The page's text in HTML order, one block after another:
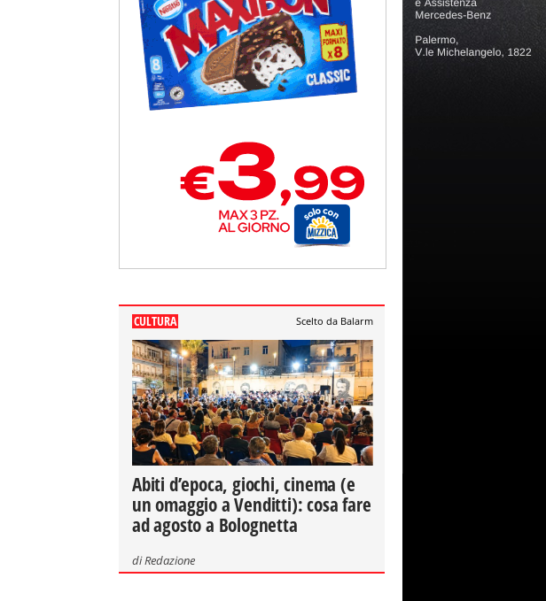
CULTURA Scelto da Balarm
Abiti d’epoca, giochi, cinema (e
un omaggio a Venditti): cosa fare
ad agosto a Bolognetta
diRedazione